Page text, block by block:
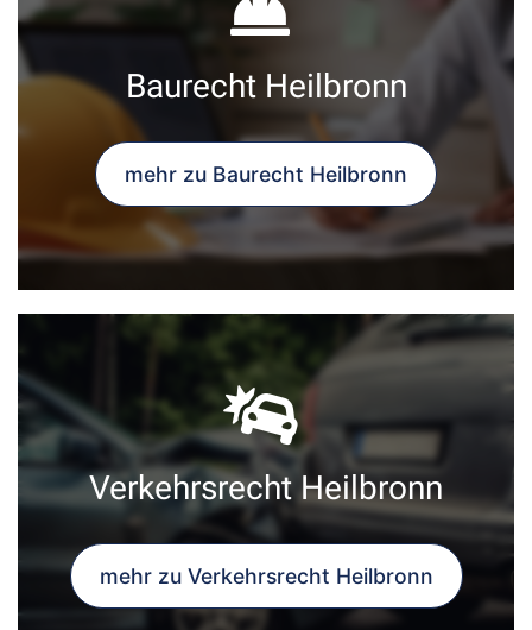
Baurecht Heilbronn
mehr zu Baurecht Heilbronn
Verkehrsrecht Heilbronn
mehr zu Verkehrsrecht Heilbronn